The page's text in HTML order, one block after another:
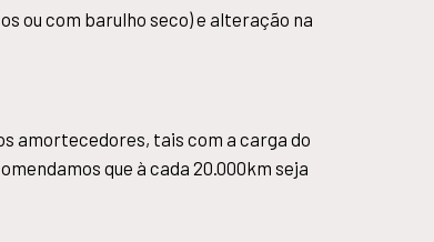
ou com barulho seco) e alteração na
amortecedores, tais com a carga do
que à cada 20.000km seja